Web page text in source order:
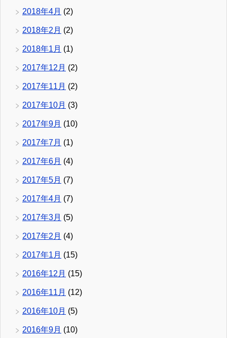
2018年4月 (2)
2018年2月 (2)
2018年1月 (1)
2017年12月 (2)
2017年11月 (2)
2017年10月 (3)
2017年9月 (10)
2017年7月 (1)
2017年6月 (4)
2017年5月 (7)
2017年4月 (7)
2017年3月 (5)
2017年2月 (4)
2017年1月 (15)
2016年12月 (15)
2016年11月 (12)
2016年10月 (5)
2016年9月 (10)